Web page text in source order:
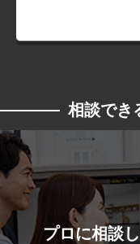
相談でき
プロに相談